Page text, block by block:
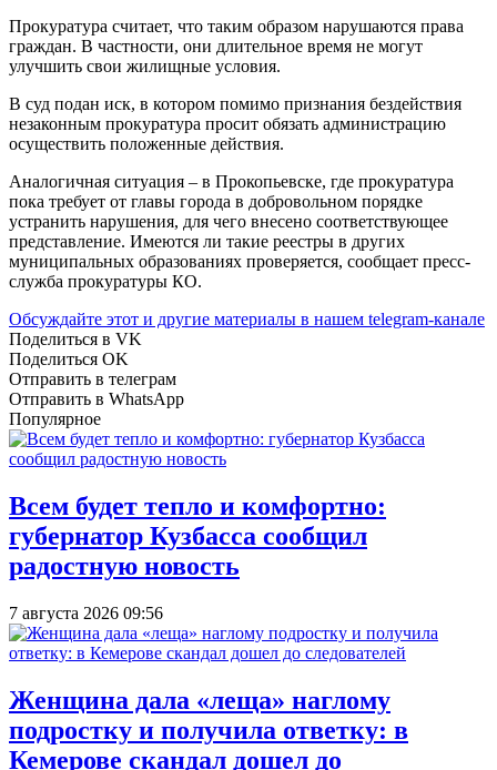
Прокуратура считает, что таким образом нарушаются права
граждан. В частности, они длительное время не могут
улучшить свои жилищные условия.
В суд подан иск, в котором помимо признания бездействия
незаконным прокуратура просит обязать администрацию
осуществить положенные действия.
Аналогичная ситуация – в Прокопьевске, где прокуратура
пока требует от главы города в добровольном порядке
устранить нарушения, для чего внесено соответствующее
представление. Имеются ли такие реестры в других
муниципальных образованиях проверяется, сообщает пресс-
служба прокуратуры КО.
Обсуждайте этот и другие материалы в нашем telegram-канале
Поделиться в VK
Поделиться OK
Отправить в телеграм
Отправить в WhatsApp
Популярное
Всем будет тепло и комфортно:
губернатор Кузбасса сообщил
радостную новость
7 августа 2026 09:56
Женщина дала «леща» наглому
подростку и получила ответку: в
Кемерове скандал дошел до